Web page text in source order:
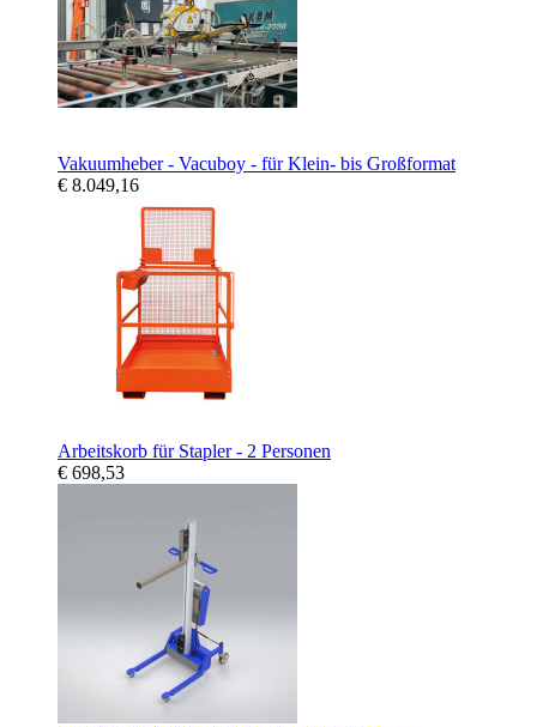
Vakuumheber - Vacuboy - für Klein- bis Großformat
€ 8.049,16
Arbeitskorb für Stapler - 2 Personen
€ 698,53